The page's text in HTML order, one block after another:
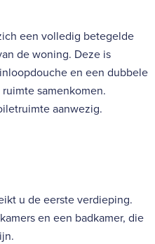
een volledig betegelde
de woning. Deze is
en een dubbele
samenkomen.
aanwezig.
u de eerste verdieping.
en een badkamer, die